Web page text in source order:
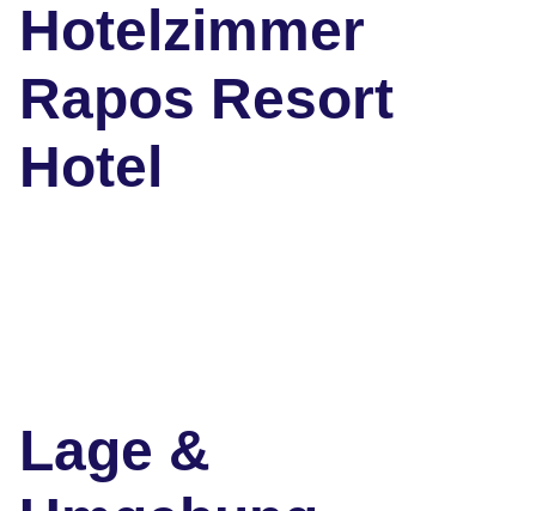
Hotelzimmer
Rapos Resort
Hotel
Lage &